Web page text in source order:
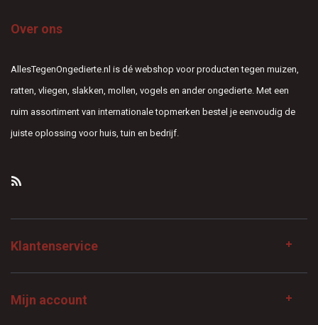
Over ons
AllesTegenOngedierte.nl is dé webshop voor producten tegen muizen,
ratten, vliegen, slakken, mollen, vogels en ander ongedierte. Met een
ruim assortiment van internationale topmerken bestel je eenvoudig de
juiste oplossing voor huis, tuin en bedrijf.
Klantenservice
Mijn account